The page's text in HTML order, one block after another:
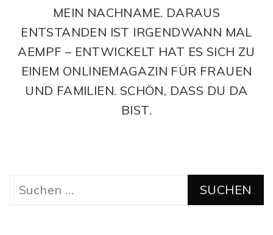
MEIN NACHNAME. DARAUS
ENTSTANDEN IST IRGENDWANN MAL
AEMPF – ENTWICKELT HAT ES SICH ZU
EINEM ONLINEMAGAZIN FÜR FRAUEN
UND FAMILIEN. SCHÖN, DASS DU DA
BIST.
Suchen